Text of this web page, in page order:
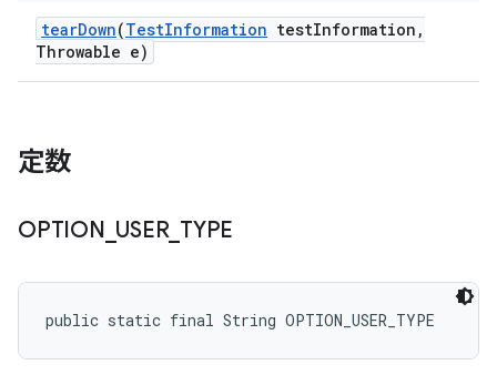
tearDown(TestInformation testInformation ,
Throwable e)
定数
OPTION USER_ TYPE
public static final String OPTION_USER_TYPE